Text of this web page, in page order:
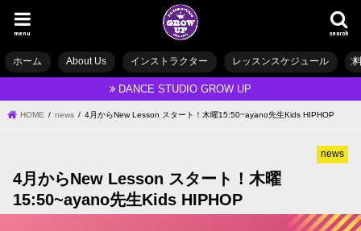
search
menu
ホーム About Us インストラクター レッスンスケジュール
DANCE STUDIO GROW UP
HOME news 4月からNew Lesson スタート！木曜15:50~ayano先生Kids HIPHOP
news
4月からNew Lesson スタート！木曜
15:50~ayano先生Kids HIPHOP